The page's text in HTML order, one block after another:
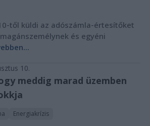
től küldi az adószámla-értesítőket
és egyéni
10.
meddig marad üzemben
Energiakrízis